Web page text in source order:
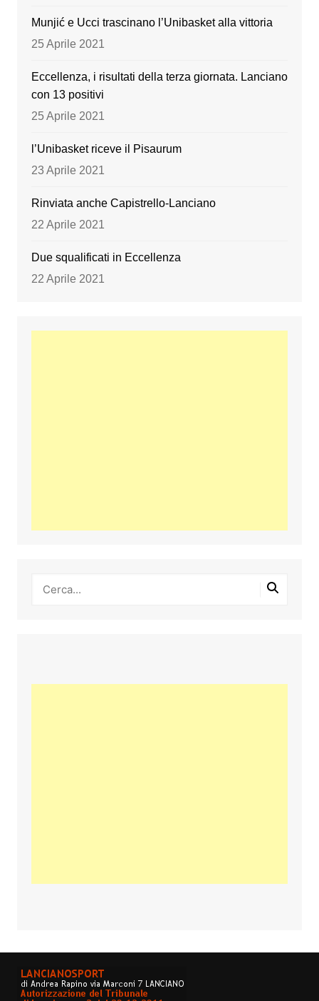
Munjić e Ucci trascinano l’Unibasket alla vittoria
25 Aprile 2021
Eccellenza, i risultati della terza giornata. Lanciano
con 13 positivi
25 Aprile 2021
l’Unibasket riceve il Pisaurum
23 Aprile 2021
Rinviata anche Capistrello-Lanciano
22 Aprile 2021
Due squalificati in Eccellenza
22 Aprile 2021